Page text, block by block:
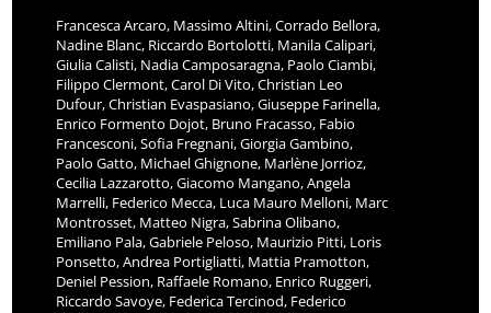
Francesca Arcaro, Massimo Altini, Corrado Bellora,
Nadine Blanc, Riccardo Bortolotti, Manila Calipari,
Giulia Calisti, Nadia Camposaragna, Paolo Ciambi,
Filippo Clermont, Carol Di Vito, Christian Leo
Dufour, Christian Evaspasiano, Giuseppe Farinella,
Enrico Formento Dojot, Bruno Fracasso, Fabio
Francesconi, Sofia Fregnani, Giorgia Gambino,
Paolo Gatto, Michael Ghignone, Marlène Jorrioz,
Cecilia Lazzarotto, Giacomo Mangano, Angela
Marrelli, Federico Mecca, Luca Mauro Melloni, Marc
Montrosset, Matteo Nigra, Sabrina Olibano,
Emiliano Pala, Gabriele Peloso, Maurizio Pitti, Loris
Ponsetto, Andrea Portigliatti, Mattia Pramotton,
Deniel Pession, Raffaele Romano, Enrico Ruggeri,
Riccardo Savoye, Federica Tercinod, Federico